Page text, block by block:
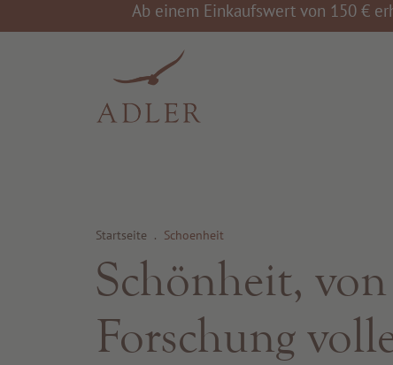
Ab einem Einkaufswert von 150 €
Startseite . Schoenheit
Schönheit,
Forschung